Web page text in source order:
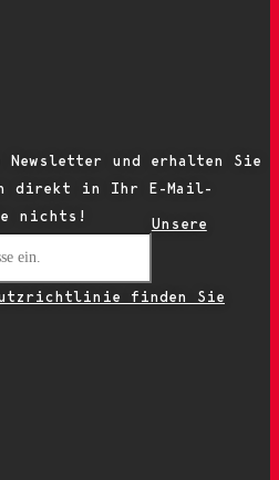
Newsletter und erhalten Sie
direkt in Ihr E-Mail-
nichts!
Unsere
finden Sie